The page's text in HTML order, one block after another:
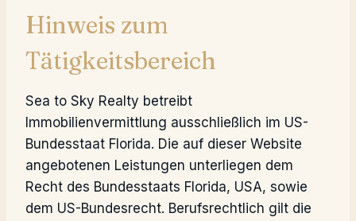
Hinweis zum
Tätigkeitsbereich
Sea to Sky Realty betreibt
Immobilienvermittlung ausschließlich im US-
Bundesstaat Florida. Die auf dieser Website
angebotenen Leistungen unterliegen dem
Recht des Bundesstaats Florida, USA, sowie
dem US-Bundesrecht. Berufsrechtlich gilt die